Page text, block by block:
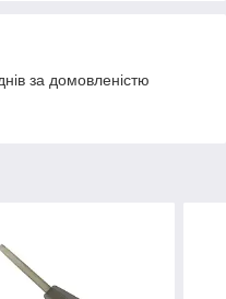
за домовленістю